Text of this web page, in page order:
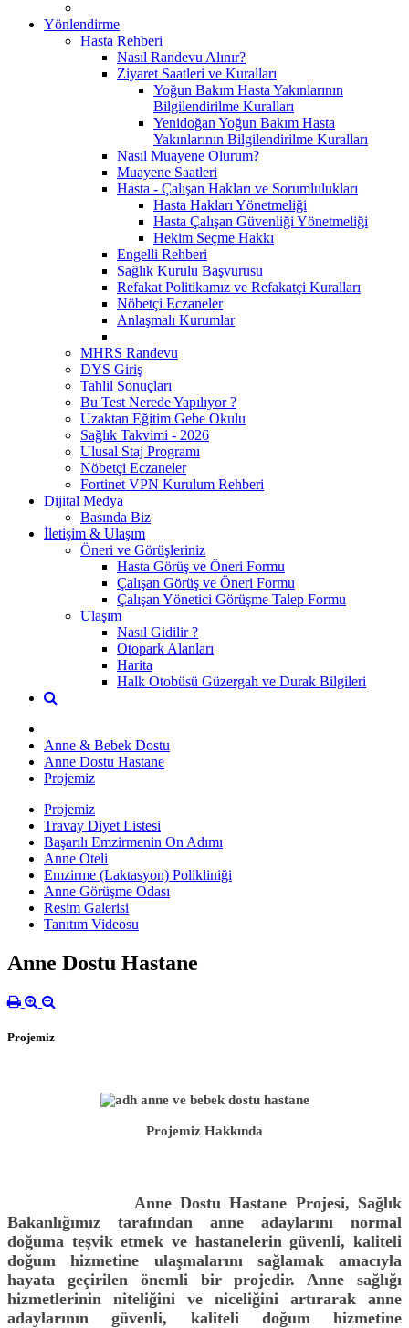
Yönlendirme
Hasta Rehberi
Nasıl Randevu Alınır?
Ziyaret Saatleri ve Kuralları
Yoğun Bakım Hasta Yakınlarının
Bilgilendirilme Kuralları
Yenidoğan Yoğun Bakım Hasta
Yakınlarının Bilgilendirilme Kuralları
Nasıl Muayene Olurum?
Muayene Saatleri
Hasta - Çalışan Hakları ve Sorumlulukları
Hasta Hakları Yönetmeliği
Hasta Çalışan Güvenliği Yönetmeliği
Hekim Seçme Hakkı
Engelli Rehberi
Sağlık Kurulu Başvurusu
Refakat Politikamız ve Refakatçi Kuralları
Nöbetçi Eczaneler
Anlaşmalı Kurumlar
MHRS Randevu
DYS Giriş
Tahlil Sonuçları
Bu Test Nerede Yapılıyor ?
Uzaktan Eğitim Gebe Okulu
Sağlık Takvimi - 2026
Ulusal Staj Programı
Nöbetçi Eczaneler
Fortinet VPN Kurulum Rehberi
Dijital Medya
Basında Biz
İletişim & Ulaşım
Öneri ve Görüşleriniz
Hasta Görüş ve Öneri Formu
Çalışan Görüş ve Öneri Formu
Çalışan Yönetici Görüşme Talep Formu
Ulaşım
Nasıl Gidilir ?
Otopark Alanları
Harita
Halk Otobüsü Güzergah ve Durak Bilgileri
Anne & Bebek Dostu
Anne Dostu Hastane
Projemiz
Projemiz
Travay Diyet Listesi
Başarılı Emzirmenin On Adımı
Anne Oteli
Emzirme (Laktasyon) Polikliniği
Anne Görüşme Odası
Resim Galerisi
Tanıtım Videosu
Anne Dostu Hastane
Projemiz
Projemiz Hakkında
Anne Dostu Hastane Projesi, Sağlık
Bakanlığımız tarafından anne adaylarını normal
doğuma teşvik etmek ve hastanelerin güvenli, kaliteli
doğum hizmetine ulaşmalarını sağlamak amacıyla
hayata geçirilen önemli bir projedir. Anne sağlığı
hizmetlerinin niteliğini ve niceliğini artırarak anne
adaylarının güvenli, kaliteli doğum hizmetine